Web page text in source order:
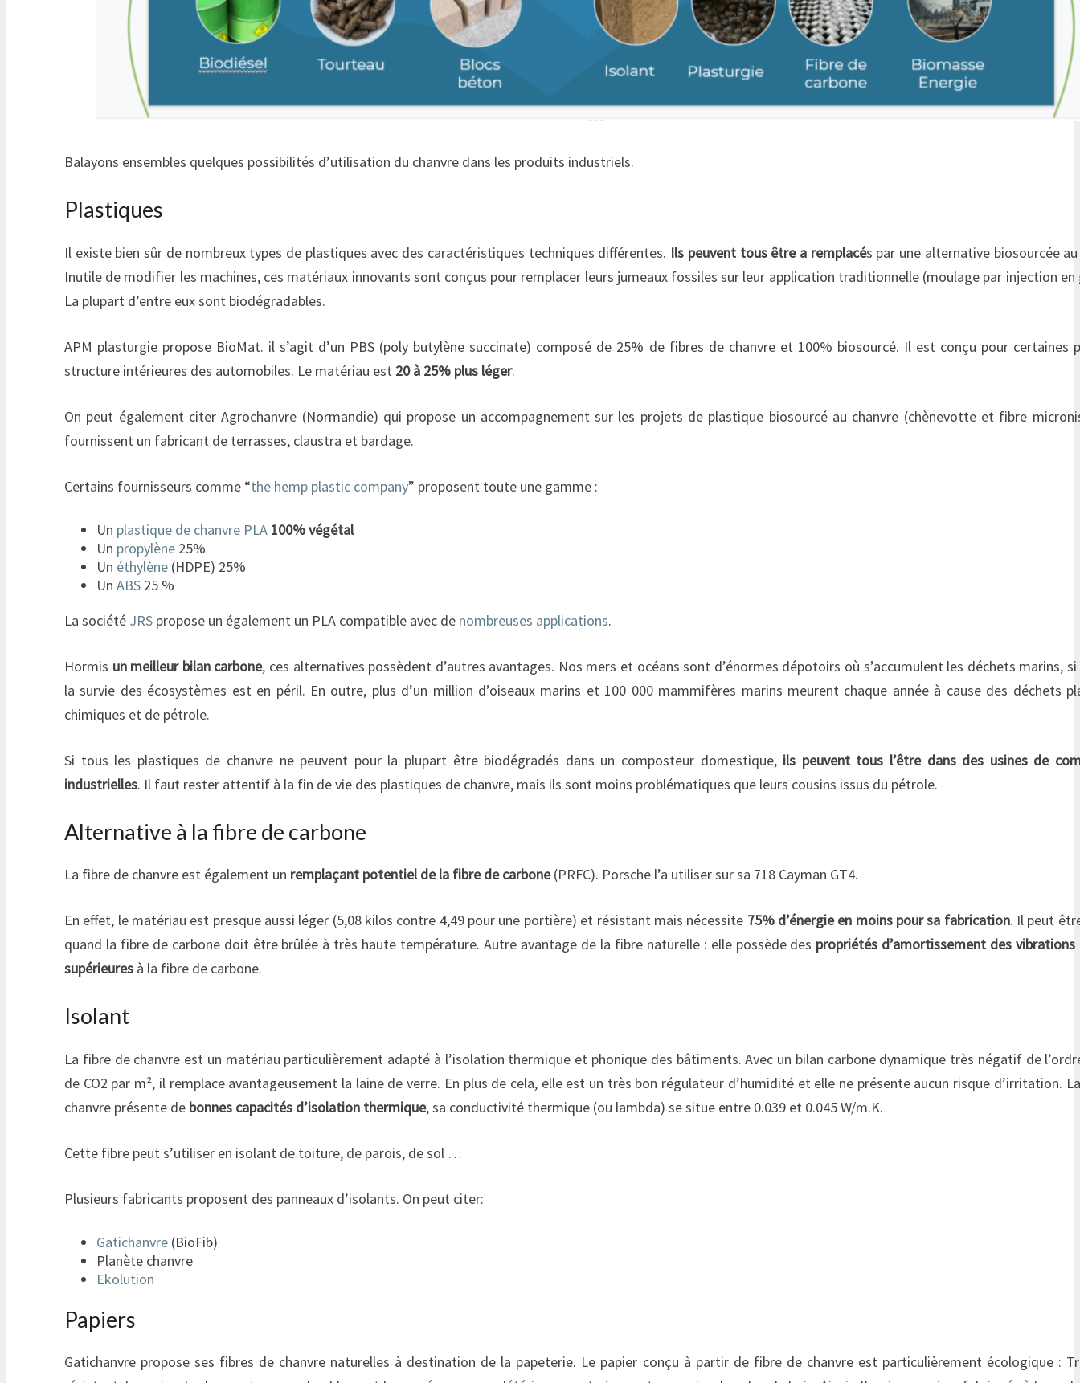
Balayons ensembles quelques possibilités d’utilisation du chanvre dans les produits industriels.
Plastiques
Il existe bien sûr de nombreux types de plastiques avec des caractéristiques techniques différentes. Ils peuvent tous être a remplacés par une alternative biosourcée
Inutile de modifier les machines, ces matériaux innovants sont conçus pour remplacer leurs jumeaux fossiles sur leur application traditionnelle (moulage par injection en
La plupart d’entre eux sont biodégradables.
APM plasturgie propose BioMat. il s’agit d’un PBS (poly butylène succinate) composé de 25% de fibres de chanvre et 100% biosourcé. Il est conçu pour certaines
structure intérieures des automobiles. Le matériau est 20 à 25% plus léger.
On peut également citer Agrochanvre (Normandie) qui propose un accompagnement sur les projets de plastique biosourcé au chanvre (chènevotte et fibre
fournissent un fabricant de terrasses, claustra et bardage.
Certains fournisseurs comme “the hemp plastic company” proposent toute une gamme :
Un plastique de chanvre PLA 100% végétal
Un propylène 25%
Un éthylène (HDPE) 25%
Un ABS 25 %
La société JRS propose un également un PLA compatible avec de nombreuses applications.
Hormis un meilleur bilan carbone, ces alternatives possèdent d’autres avantages. Nos mers et océans sont d’énormes dépotoirs où s’accumulent les déchets marins,
la survie des écosystèmes est en péril. En outre, plus d’un million d’oiseaux marins et 100 000 mammifères marins meurent chaque année à cause des déchets
chimiques et de pétrole.
Si tous les plastiques de chanvre ne peuvent pour la plupart être biodégradés dans un composteur domestique, ils peuvent tous l’être dans des usines de
industrielles. Il faut rester attentif à la fin de vie des plastiques de chanvre, mais ils sont moins problématiques que leurs cousins issus du pétrole.
Alternative à la fibre de carbone
La fibre de chanvre est également un remplaçant potentiel de la fibre de carbone(PRFC). Porsche l’a utiliser sur sa 718 Cayman GT4.
En effet, le matériau est presque aussi léger (5,08 kilos contre 4,49 pour une portière) et résistant mais nécessite 75% d’énergie en moins pour sa fabrication. Il peut
quand la fibre de carbone doit être brûlée à très haute température. Autre avantage de la fibre naturelle : elle possède des propriétés d’amortissement des
supérieures à la fibre de carbone.
Isolant
La fibre de chanvre est un matériau particulièrement adapté à l’isolation thermique et phonique des bâtiments. Avec un bilan carbone dynamique très négatif de
de CO2 par m², il remplace avantageusement la laine de verre. En plus de cela, elle est un très bon régulateur d’humidité et elle ne présente aucun risque d’irritation.
chanvre présente de bonnes capacités d’isolation thermique, sa conductivité thermique (ou lambda) se situe entre 0.039 et 0.045 W/m.K.
Cette fibre peut s’utiliser en isolant de toiture, de parois, de sol …
Plusieurs fabricants proposent des panneaux d’isolants. On peut citer:
Gatichanvre (BioFib)
Planète chanvre
Ekolution
Papiers
Gatichanvre propose ses fibres de chanvre naturelles à destination de la papeterie. Le papier conçu à partir de fibre de chanvre est particulièrement écologique :